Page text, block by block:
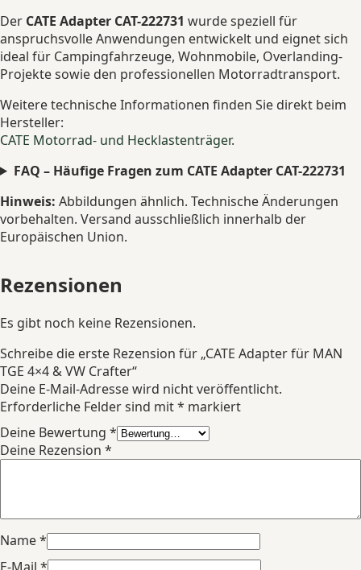
Der CATE Adapter CAT-222731 wurde speziell für
anspruchsvolle Anwendungen entwickelt und eignet sich
ideal für Campingfahrzeuge, Wohnmobile, Overlanding-
Projekte sowie den professionellen Motorradtransport.
Weitere technische Informationen finden Sie direkt beim
Hersteller:
CATE Motorrad- und Hecklastenträger.
FAQ – Häufige Fragen zum CATE Adapter CAT-222731
Hinweis: Abbildungen ähnlich. Technische Änderungen
vorbehalten. Versand ausschließlich innerhalb der
Europäischen Union.
Rezensionen
Es gibt noch keine Rezensionen.
Schreibe die erste Rezension für „CATE Adapter für MAN
TGE 4×4 & VW Crafter“
Deine E-Mail-Adresse wird nicht veröffentlicht.
Erforderliche Felder sind mit* markiert
Deine Bewertung *
Deine Rezension *
Name*